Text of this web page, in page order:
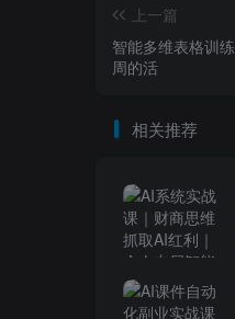
上一篇
智能多维表格训
周的活
相关推荐